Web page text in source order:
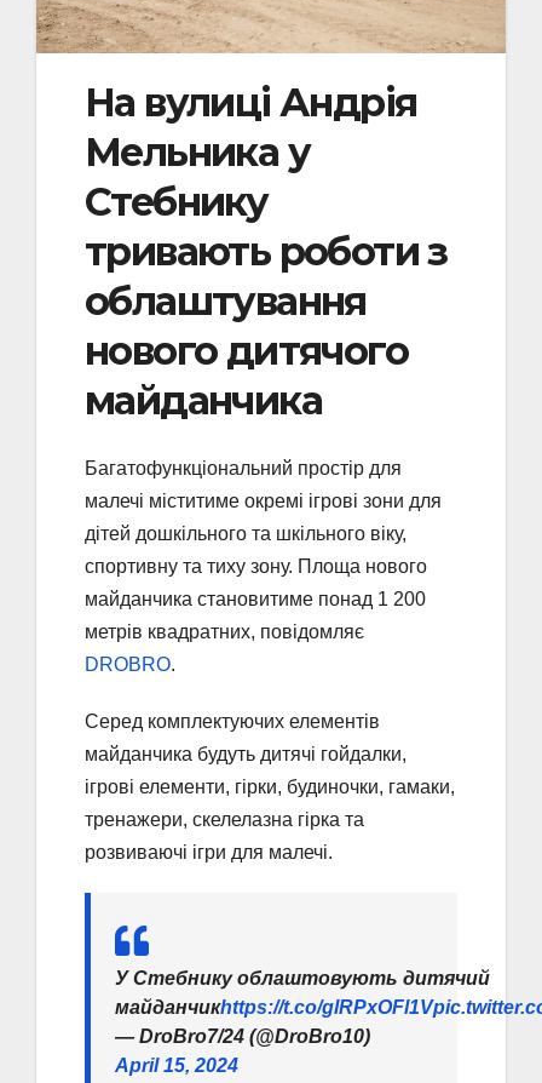
На вулиці Андрія
Мельника у
Стебнику
тривають роботи з
облаштування
нового дитячого
майданчика
Багатофункціональний простір для
малечі міститиме окремі ігрові зони для
дітей дошкільного та шкільного віку,
спортивну та тиху зону. Площа нового
майданчика становитиме понад 1 200
метрів квадратних, повідомляє
DROBRO.
Серед комплектуючих елементів
майданчика будуть дитячі гойдалки,
ігрові елементи, гірки, будиночки, гамаки,
тренажери, скелелазна гірка та
розвиваючі ігри для малечі.
У Стебнику облаштовують дитячий
майданчикhttps://t.co/glRPxOFl1V
— DroBro7/24 (@DroBro10)
April 15, 2024